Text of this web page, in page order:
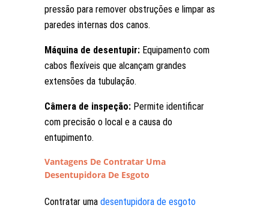
pressão para remover obstruções e limpar as
paredes internas dos canos.
Máquina de desentupir: Equipamento com
cabos flexíveis que alcançam grandes
extensões da tubulação.
Câmera de inspeção: Permite identificar
com precisão o local e a causa do
entupimento.
Vantagens De Contratar Uma
Desentupidora De Esgoto
Contratar uma desentupidora de esgoto